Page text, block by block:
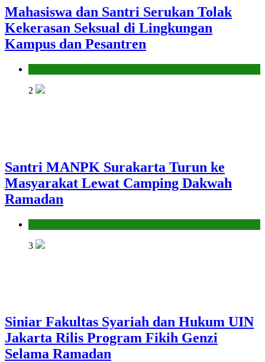
Mahasiswa dan Santri Serukan Tolak
Kekerasan Seksual di Lingkungan
Kampus dan Pesantren
2
Santri MANPK Surakarta Turun ke
Masyarakat Lewat Camping Dakwah
Ramadan
3
Siniar Fakultas Syariah dan Hukum UIN
Jakarta Rilis Program Fikih Genzi
Selama Ramadan